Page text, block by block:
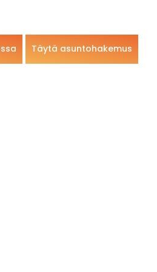
Täytä asuntohakemus